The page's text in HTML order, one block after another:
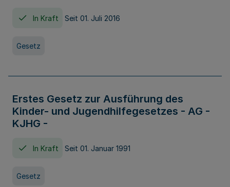
In Kraft Seit 01. Juli 2016
Gesetz
Erstes Gesetz zur Ausführung des
Kinder- und Jugendhilfegesetzes - AG -
KJHG -
In Kraft Seit 01. Januar 1991
Gesetz